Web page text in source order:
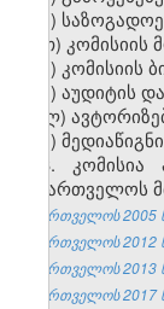
ზ)
თ) კომისიის
ი) კომისიის
კ) აუდიტის
ლ)
მ)
3.
საქართველოს
საქართველოს 2005
საქართველოს 2012
საქართველოს 2013
საქართველოს 2017